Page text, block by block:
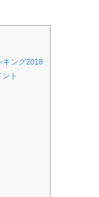
キング2018
ト